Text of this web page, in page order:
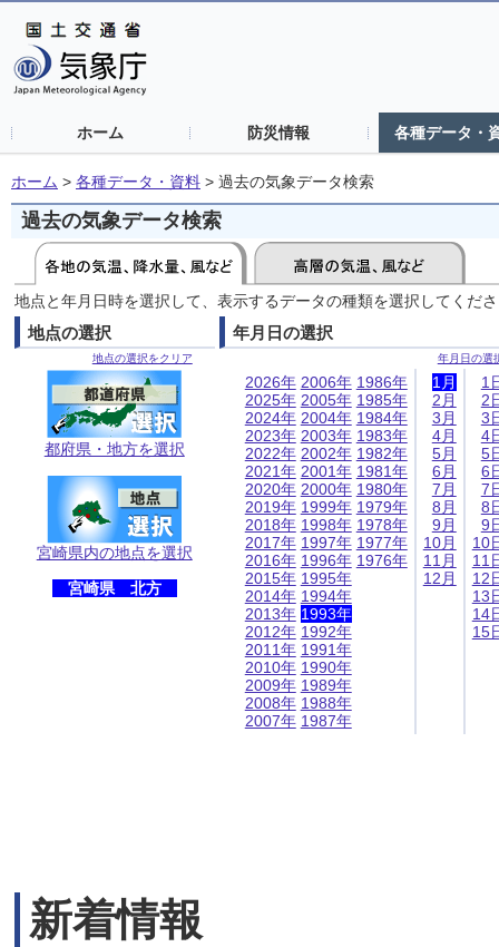
ホーム 防災情報 各種データ・
ホーム > 各種データ・資料 > 過去の気象データ検索
過去の気象データ検索
地点と年月日時を選択して、表示するデータの種類を選択してくだ
地点の選択
地点の選択をクリア
都府県・地方を選択
宮崎県内の地点を選択
宮崎県 北方
年月日の選択
年月日の選
2026年
2025年
2024年
2023年
2022年
2021年
2020年
2019年
2018年
2017年
2016年
2015年
2014年
2013年
2012年
2011年
2010年
2009年
2008年
2007年
2006年
2005年
2004年
2003年
2002年
2001年
2000年
1999年
1998年
1997年
1996年
1995年
1994年
1993年
1992年
1991年
1990年
1989年
1988年
1987年
1986年
1985年
1984年
1983年
1982年
1981年
1980年
1979年
1978年
1977年
1976年
1月
2月
3月
4月
5月
6月
7月
8月
9月
10月
11月
12月
1
2
3
4
5
6
7
8
9
10
11
12
13
14
15
新着情報